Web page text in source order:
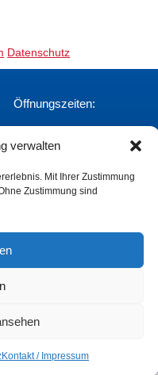
verwalten
Mit Ihrer Zustimmung
Zustimmung sind
Kontakt / Impressum
Datenschutz
Öffnungszeiten:
07:30 bis 12:30 Uhr und